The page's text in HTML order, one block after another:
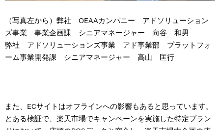
（写真左から）弊社 OEAAカンパニー アドソリューション
ズ事業 事業企画課 シニアマネージャー 向谷 和男
弊社 アドソリューションズ事業 アド事業部 プラットフォ
ーム事業開発課 シニアマネージャー 高山 匡行
また、ECサイトはオフラインへの影響もあると思っています。
とある検証で、楽天市場でキャンペーンを実施した特定ブラン